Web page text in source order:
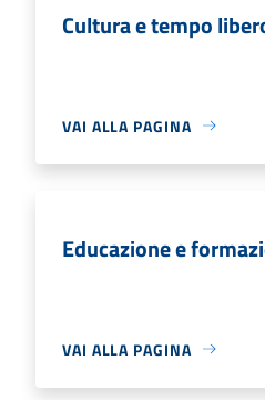
Cultura e tempo
VAI ALLA PAGINA
Educazione e
VAI ALLA PAGINA